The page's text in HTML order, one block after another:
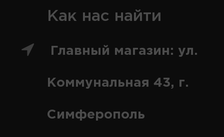
Как нас найти
Главный магазин: ул.
Коммунальная 43, г.
Симферополь